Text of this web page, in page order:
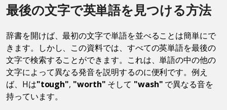
最後の文字で英単語を見つける方法
辞書を開けば、最初の文字で単語を並べることは簡単にで
きます。しかし、この資料では、すべての英単語を最後の
文字で検索することができます。これは、単語の中の他の
文字によって異なる発音を説明するのに便利です。例え
ば、Hは"tough", "worth" そして "wash" で異なる音を
持っています。